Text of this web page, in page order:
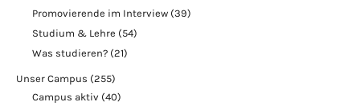
Promovierende im Interview (39)
Studium & Lehre (54)
Was studieren? (21)
Unser Campus (255)
Campus aktiv (40)